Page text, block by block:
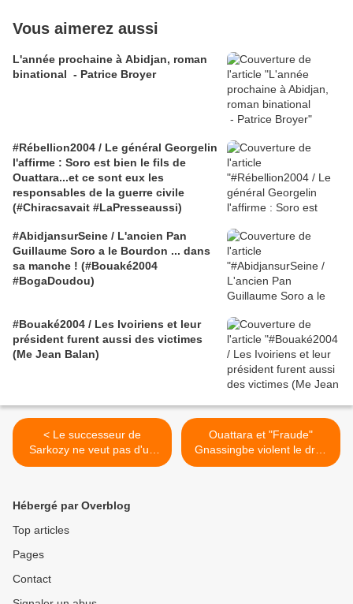
Vous aimerez aussi
L'année prochaine à Abidjan, roman
binational - Patrice Broyer
#Rébellion2004 / Le général Georgelin
l'affirme : Soro est bien le fils de
Ouattara...et ce sont eux les
responsables de la guerre civile
(#Chiracsavait #LaPresseaussi)
#AbidjansurSeine / L'ancien Pan
Guillaume Soro a le Bourdon ... dans
sa manche ! (#Bouaké2004
#BogaDoudou)
#Bouaké2004 / Les Ivoiriens et leur
président furent aussi des victimes
(Me Jean Balan)
< Le successeur de
Sarkozy ne veut pas d'un
printemps africain -
Ouattara et "Fraude"
Gnassingbe violent le droit
des réfugiés en arrêtant
Hébergé par Overblog
Top articles
Pages
Contact